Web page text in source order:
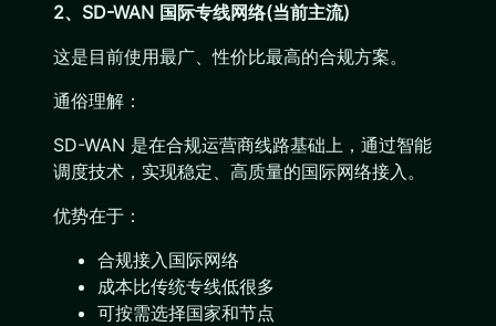
2、SD-WAN 国际专线网络(当前主流)
这是目前使用最广、性价比最高的合规方案。
通俗理解：
SD-WAN 是在合规运营商线路基础上，通过智能
调度技术，实现稳定、高质量的国际网络接入。
优势在于：
合规接入国际网络
成本比传统专线低很多
可按需选择国家和节点